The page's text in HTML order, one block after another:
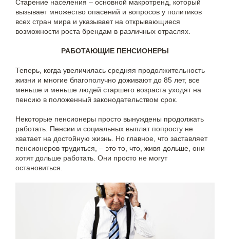
Старение населения – основной макротренд, который
вызывает множество опасений и вопросов у политиков
всех стран мира и указывает на открывающиеся
возможности роста брендам в различных отраслях.
РАБОТАЮЩИЕ ПЕНСИОНЕРЫ
Теперь, когда увеличилась средняя продолжительность
жизни и многие благополучно доживают до 85 лет, все
меньше и меньше людей старшего возраста уходят на
пенсию в положенный законодательством срок.
Некоторые пенсионеры просто вынуждены продолжать
работать. Пенсии и социальных выплат попросту не
хватает на достойную жизнь. Но главное, что заставляет
пенсионеров трудиться, – это то, что, живя дольше, они
хотят дольше работать. Они просто не могут
остановиться.